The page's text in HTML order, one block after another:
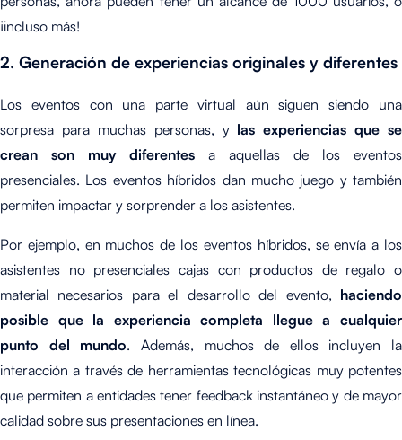
¡incluso más!
2. Generación de experiencias originales y diferentes
Los eventos con una parte virtual aún siguen siendo una
sorpresa para muchas personas, y las experiencias que se
crean son muy diferentes a aquellas de los eventos
presenciales. Los eventos híbridos dan mucho juego y también
permiten impactar y sorprender a los asistentes.
Por ejemplo, en muchos de los eventos híbridos, se envía a los
asistentes no presenciales cajas con productos de regalo o
material necesarios para el desarrollo del evento, haciendo
posible que la experiencia completa llegue a cualquier
punto del mundo. Además, muchos de ellos incluyen la
interacción a través de herramientas tecnológicas muy potentes
que permiten a entidades tener feedback instantáneo y de mayor
calidad sobre sus presentaciones en línea.